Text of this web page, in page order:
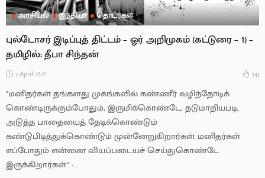
அரசியல் இந்தியா தொடர்கள்
புல்டோசர் இடிப்புத் திட்டம் – ஓர் அறிமுகம் (கட்டுரை – 1) –
தமிழில்: தீபா சிந்தன்
2 April 2025 741
"மனிதர்கள் தங்களது முகங்களில் கண்ணீர் வழிந்தோடிக்
கொண்டிருக்கும்போதும், இருமிக்கொண்டே, தடுமாறியபடி,
அடுத்த பாதையைத் தேடிக்கொண்டும்
கண்டுபிடித்துக்கொண்டும் முன்னேறுகிறார்கள். மனிதர்கள்
எப்போதும் என்னை வியப்படையச் செய்துகொண்டே
இருக்கிறார்கள்" -...